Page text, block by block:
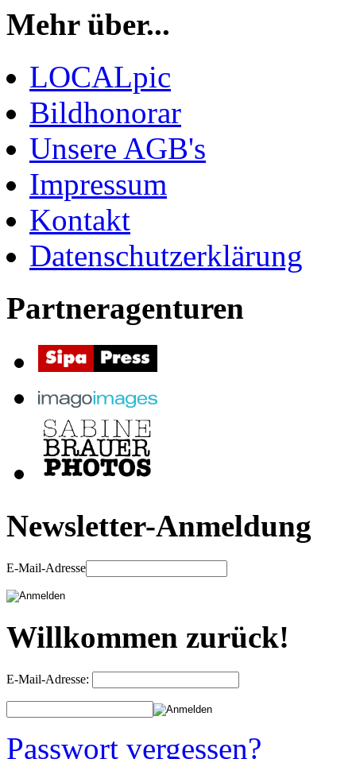
Mehr über...
LOCALpic
Bildhonorar
Unsere AGB's
Impressum
Kontakt
Datenschutzerklärung
Partneragenturen
Newsletter-Anmeldung
E-Mail-Adresse
Willkommen zurück!
E-Mail-Adresse:
Passwort vergessen?